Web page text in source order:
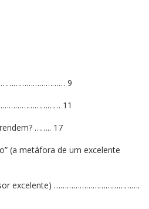
9
11
…….. 17
(a metáfora de um excelente
excelente) ………………………………….